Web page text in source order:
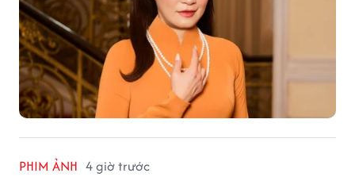
PHIM ẢNH 4 giờ trước